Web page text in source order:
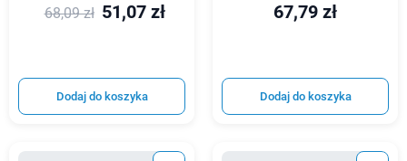
68,09 zł 51,07 zł
Dodaj do koszyka
67,79 zł
Dodaj do koszyka